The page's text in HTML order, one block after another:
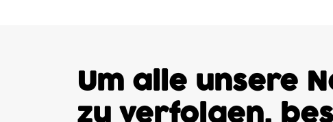
Um alle unsere